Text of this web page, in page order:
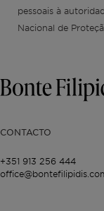
pessoais à
Nacional de
CONTACTO
+351 913 256 444